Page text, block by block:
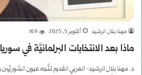
مهنا بلال الرشيد أكتوبر 5, 2025 169
ماذا بعد الانتخابات البرلمانيَّة في سوريا
د. مهنا بلال الرشيد- العربي القديم تتَّجه عيون السُّوريِّين